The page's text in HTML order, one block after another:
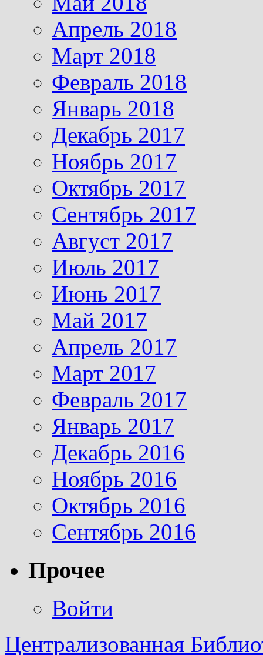
Апрель 2018
Март 2018
Февраль 2018
Январь 2018
Декабрь 2017
Ноябрь 2017
Октябрь 2017
Сентябрь 2017
Август 2017
Июль 2017
Июнь 2017
Май 2017
Апрель 2017
Март 2017
Февраль 2017
Январь 2017
Декабрь 2016
Ноябрь 2016
Октябрь 2016
Сентябрь 2016
Прочее
Войти
Централизованная